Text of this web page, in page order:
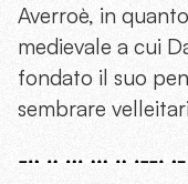
Averroè, in
medievale a cui
fondato il suo
sembrare